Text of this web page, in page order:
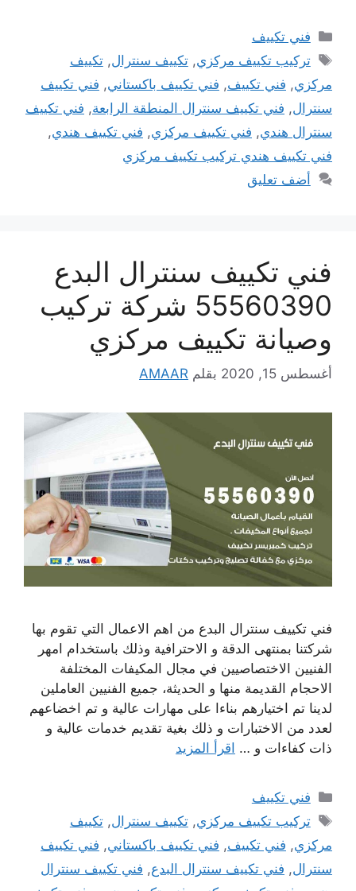
التصنيفات
فني تكييف
الوسوم
تركيب تكييف مركزي,تكييف سنترال,تكييف
مركزي, فني تكييف, فني تكييف باكستاني, فني تكييف
سنترال, فني تكييف سنترال المنطقة الرابعة, فني تكييف
سنترال هندي, فني تكييف مركزي, فني تكييف هندي,
فني تكييف هندي تركيب تكييف مركزي
أضف تعليق
فني تكييف سنترال البدع
55560390 شركة تركيب
وصيانة تكييف مركزي
أغسطس 15, 2020 بقلم AMAAR
فني تكييف سنترال البدع من اهم الاعمال التي تقوم بها
شركتنا بمنتهى الدقة و الاحترافية وذلك باستخدام امهر
الفنيين الاختصاصيين في مجال المكيفات المختلفة
الاحجام القديمة منها و الحديثة، جميع الفنيين العاملين
لدينا تم اختيارهم بناءا على مهارات عالية و تم اخضاعهم
لعدد من الاختبارات و ذلك بغية تقديم خدمات عالية و
ذات كفاءات و … اقرأ المزيد
التصنيفات
فني تكييف
الوسوم
تركيب تكييف مركزي,تكييف سنترال,تكييف
مركزي, فني تكييف, فني تكييف باكستاني, فني تكييف
سنترال, فني تكييف سنترال البدع, فني تكييف سنترال